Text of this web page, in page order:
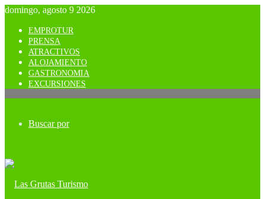
domingo, agosto 9 2026
EMPROTUR
PRENSA
ATRACTIVOS
ALOJAMIENTO
GASTRONOMIA
EXCURSIONES
Buscar por